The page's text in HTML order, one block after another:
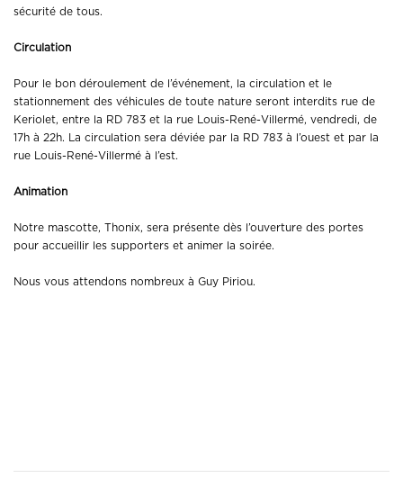
sécurité de tous.
Circulation
Pour le bon déroulement de l’événement, la circulation et le
stationnement des véhicules de toute nature seront interdits rue de
Keriolet, entre la RD 783 et la rue Louis-René-Villermé, vendredi, de
17h à 22h. La circulation sera déviée par la RD 783 à l’ouest et par la
rue Louis-René-Villermé à l’est.
Animation
Notre mascotte, Thonix, sera présente dès l’ouverture des portes
pour accueillir les supporters et animer la soirée.
Nous vous attendons nombreux à Guy Piriou.